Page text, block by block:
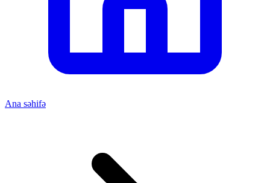
Ana səhifə